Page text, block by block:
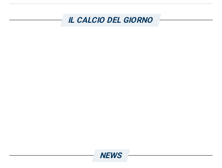
quest’annata,Di FrancescoeRanieri
IL CALCIO DEL GIORNO
NEWS